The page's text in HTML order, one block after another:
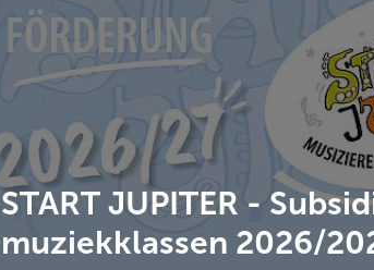
START JUPITER -
muziekklassen 2026/